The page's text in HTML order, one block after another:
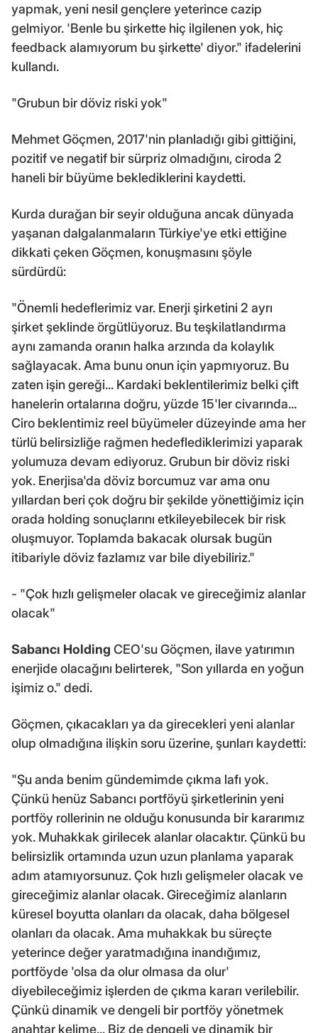
yapmak, yeni nesil gençlere yeterince cazip
gelmiyor. 'Benle bu şirkette hiç ilgilenen yok, hiç
feedback alamıyorum bu şirkette' diyor." ifadelerini
kullandı.
"Grubun bir döviz riski yok"
Mehmet Göçmen, 2017'nin planladığı gibi gittiğini,
pozitif ve negatif bir sürpriz olmadığını, ciroda 2
haneli bir büyüme beklediklerini kaydetti.
Kurda durağan bir seyir olduğuna ancak dünyada
yaşanan dalgalanmaların Türkiye'ye etki ettiğine
dikkati çeken Göçmen, konuşmasını şöyle
sürdürdü:
"Önemli hedeflerimiz var. Enerji şirketini 2 ayrı
şirket şeklinde örgütlüyoruz. Bu teşkilatlandırma
aynı zamanda oranın halka arzında da kolaylık
sağlayacak. Ama bunu onun için yapmıyoruz. Bu
zaten işin gereği... Kardaki beklentilerimiz belki çift
hanelerin ortalarına doğru, yüzde 15'ler civarında...
Ciro beklentimiz reel büyümeler düzeyinde ama her
türlü belirsizliğe rağmen hedeflediklerimizi yaparak
yolumuza devam ediyoruz. Grubun bir döviz riski
yok. Enerjisa'da döviz borcumuz var ama onu
yıllardan beri çok doğru bir şekilde yönettiğimiz için
orada holding sonuçlarını etkileyebilecek bir risk
oluşmuyor. Toplamda bakacak olursak bugün
itibariyle döviz fazlamız var bile diyebiliriz."
- "Çok hızlı gelişmeler olacak ve gireceğimiz alanlar
olacak"
Sabancı Holding CEO'su Göçmen, ilave yatırımın
enerjide olacağını belirterek, "Son yıllarda en yoğun
işimiz o." dedi.
Göçmen, çıkacakları ya da girecekleri yeni alanlar
olup olmadığına ilişkin soru üzerine, şunları kaydetti:
"Şu anda benim gündemimde çıkma lafı yok.
Çünkü henüz Sabancı portföyü şirketlerinin yeni
portföy rollerinin ne olduğu konusunda bir kararımız
yok. Muhakkak girilecek alanlar olacaktır. Çünkü bu
belirsizlik ortamında uzun uzun planlama yaparak
adım atamıyorsunuz. Çok hızlı gelişmeler olacak ve
gireceğimiz alanlar olacak. Gireceğimiz alanların
küresel boyutta olanları da olacak, daha bölgesel
olanları da olacak. Ama muhakkak bu süreçte
yeterince değer yaratmadığına inandığımız,
portföyde 'olsa da olur olmasa da olur'
diyebileceğimiz işlerden de çıkma kararı verilebilir.
Çünkü dinamik ve dengeli bir portföy yönetmek
anahtar kelime... Biz de dengeli ve dinamik bir